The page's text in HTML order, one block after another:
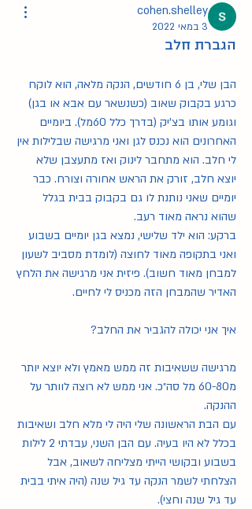
cohen.shelley
3 במאי 2022
הגברת חלב
שהוא נראה מאוד רעב.
האדיר שהמבחן הזה מכניס לי לחיים.
איך אני יכולה להגביר את החלב?
ההנקה.
עד גיל שנה וחצי).